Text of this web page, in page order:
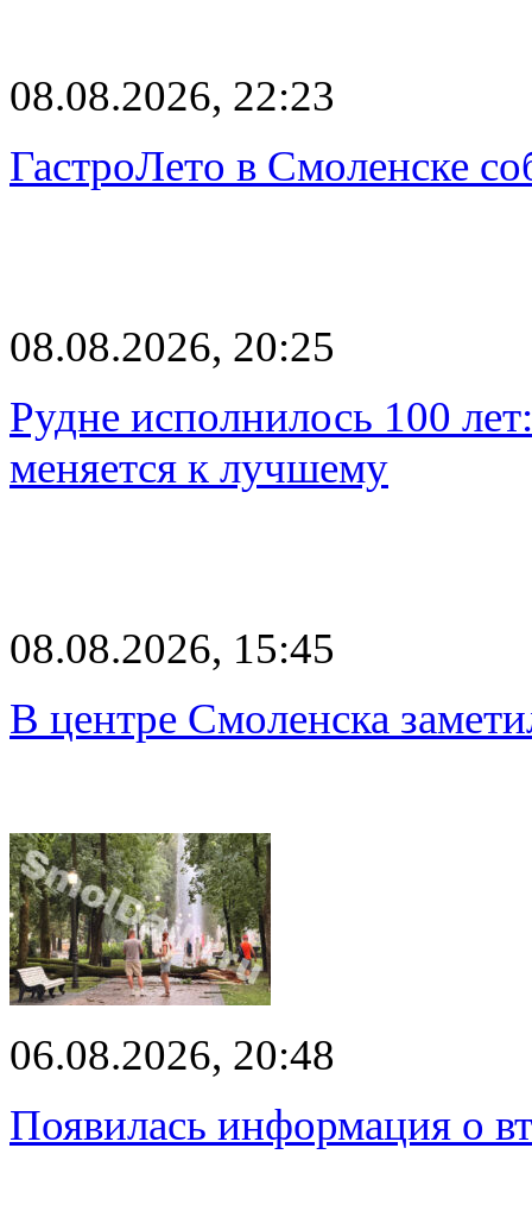
08.08.2026, 22:23
ГастроЛето в Смоленске
08.08.2026, 20:25
Рудне исполнилось 100
меняется к лучшему
08.08.2026, 15:45
В центре Смоленска
06.08.2026, 20:48
Появилась информация о